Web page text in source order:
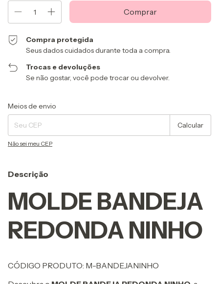
Compra protegida
Seus dados cuidados durante toda a compra.
Trocas e devoluções
Se não gostar, você pode trocar ou devolver.
Entregas para o CEP:
Meios de envio
Calcular
Não sei meu CEP
Descrição
MOLDE BANDEJA
REDONDA NINHO
CÓDIGO PRODUTO: M-BANDEJANINHO